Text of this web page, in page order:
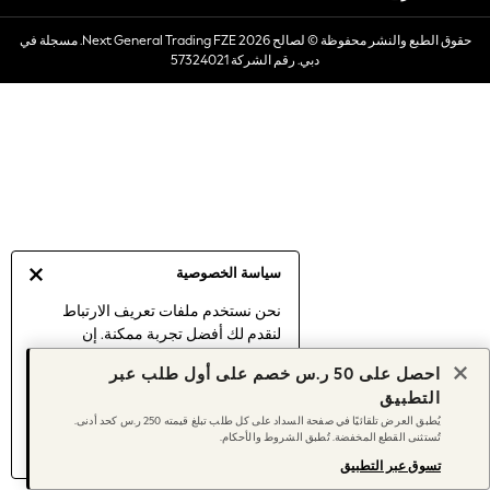
سياسة الخصوصية
نحن نستخدم ملفات تعريف الارتباط
لنقدم لك أفضل تجربة ممكنة. إن
موافقتك على استخدامنا لملفات تعريف
اكتشف المزيد عن إدارة إعدادات ملفات
تعريف الارتباط (الكوكيز).
Dresses
Occasionwear
Sets & Outfits
Sun Hats & Caps
Women's Holiday Shop
Women's Travel Styles
Dresses
Occasionwear
Linen Collection
Tops & T-Shirts
حقوق الطبع والنشر محفوظة © لصالح 2026 Next General Trading FZE. مسجلة في
دبي. رقم الشركة 57324021
احصل على 50 ر.س خصم على أول طلب عبر
التطبيق
يُطبق العرض تلقائيًا في صفحة السداد على كل طلب تبلغ قيمته 250 ر.س كحد أدنى.
تُستثنى القطع المخفضة. تُطبق الشروط والأحكام.
تسوق عبر التطبيق